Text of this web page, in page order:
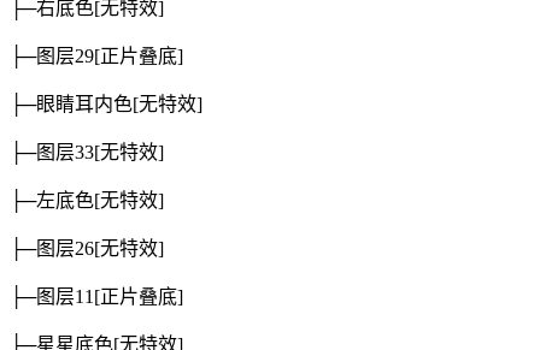
├─右底色[无特效]
├─图层29[正片叠底]
├─眼睛耳内色[无特效]
├─图层33[无特效]
├─左底色[无特效]
├─图层26[无特效]
├─图层11 [正片叠底]
├─星星底色[无特效]